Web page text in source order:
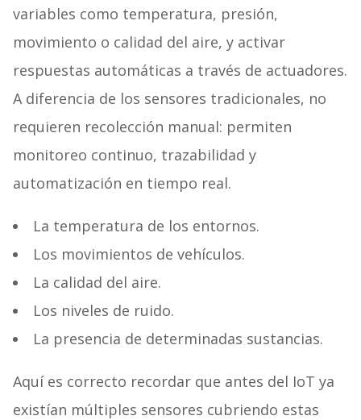
variables como temperatura, presión,
movimiento o calidad del aire, y activar
respuestas automáticas a través de actuadores.
A diferencia de los sensores tradicionales, no
requieren recolección manual: permiten
monitoreo continuo, trazabilidad y
automatización en tiempo real.
La temperatura de los entornos.
Los movimientos de vehículos.
La calidad del aire.
Los niveles de ruido.
La presencia de determinadas sustancias.
Aquí es correcto recordar que antes del IoT ya
existían múltiples sensores cubriendo estas